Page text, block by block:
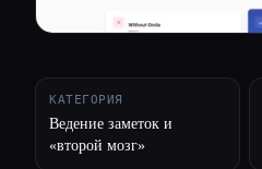
КАТЕГОРИЯ
Ведение заметок и
«второй мозг»